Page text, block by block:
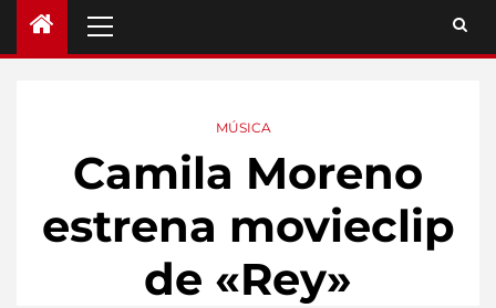
MÚSICA
Camila Moreno
estrena movieclip
de «Rey»